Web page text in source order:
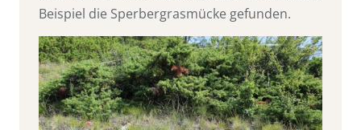
Beispiel die Sperbergrasmücke gefunden.